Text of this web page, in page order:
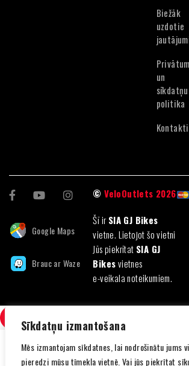
Sīkdatņu izmantošana
Mēs izmantojam sīkdatnes, lai nodrošinātu jums
pieredzi mūsu tīmekļa vietnē. Vai jūs piekrītat
Biežāk
uzdotie
un
sīkdatņu
politika
Kontakti
Google Maps
Brauc ar Waze
©VeloOutlets 2026
Šī irSIA GJ Bikes
vietne. Lietojot šo vietni
Jūs piekrītat SIA GJ
Bikesvietnes
e-veikala noteikumiem.